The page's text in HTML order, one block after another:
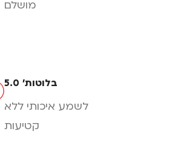
מושלם
בלוטות' 5.0
לשמע איכותי ללא
קטיעות